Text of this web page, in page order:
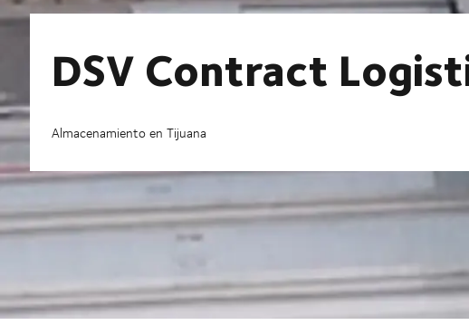
DSV Contract
Almacenamiento en Tijuana